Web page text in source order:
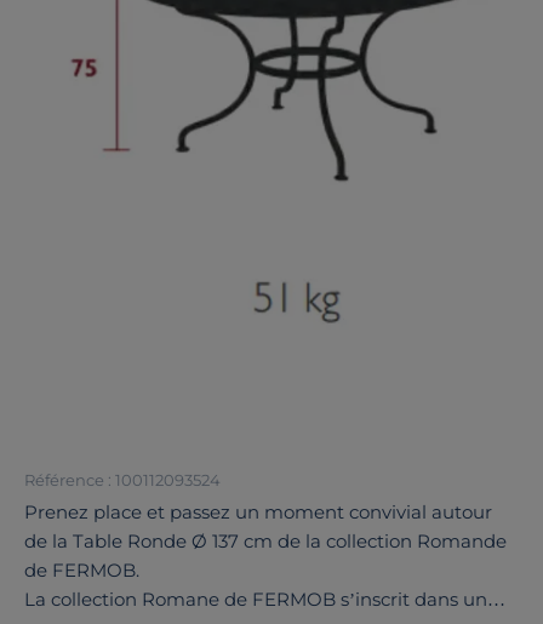
Référence : 100112093524
Prenez place et passez un moment convivial autour
de la Table Ronde Ø 137 cm de la collection Romande
de FERMOB.
La collection Romane de FERMOB s’inscrit dans un